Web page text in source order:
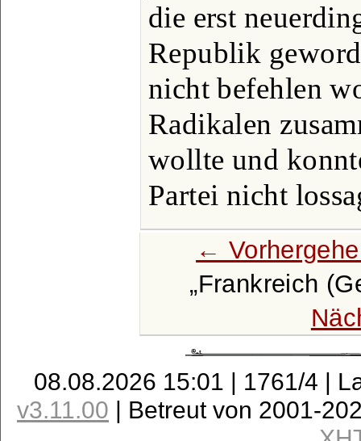
die erst
Republik
nicht befehlen
Radikalen
wollte und
Partei nicht
←
Frankreich
08.08.2026 15:01 | 1761/4 |
v3.11.00 | Betreut von 2001-